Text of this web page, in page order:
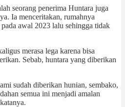
seorang penerima Huntara juga
Ia menceritakan, rumahnya
awal 2023 lalu sehingga tidak
merasa lega karena bisa
Sebab, huntara yang diberikan
sudah diberikan hunian, sembako,
semua ini menjadi amalan